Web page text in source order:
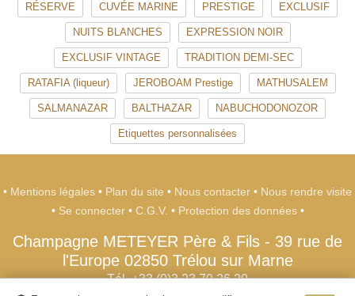
RÉSERVE CUVÉE MARINE PRESTIGE EXCLUSIF
NUITS BLANCHES EXPRESSION NOIR
EXCLUSIF VINTAGE TRADITION DEMI-SEC
RATAFIA (liqueur) JEROBOAM Prestige MATHUSALEM
SALMANAZAR BALTHAZAR NABUCHODONOZOR
Etiquettes personnalisées
• Mentions légales • Plan du site • Nous contacter • Nous rendre visite
• Se connecter • C.G.V. • Protection des données •
Champagne METEYER Père & Fils - 39 rue de
l'Europe 02850 Trélou sur Marne
Tél. +33 (0)3 23 70 26 20